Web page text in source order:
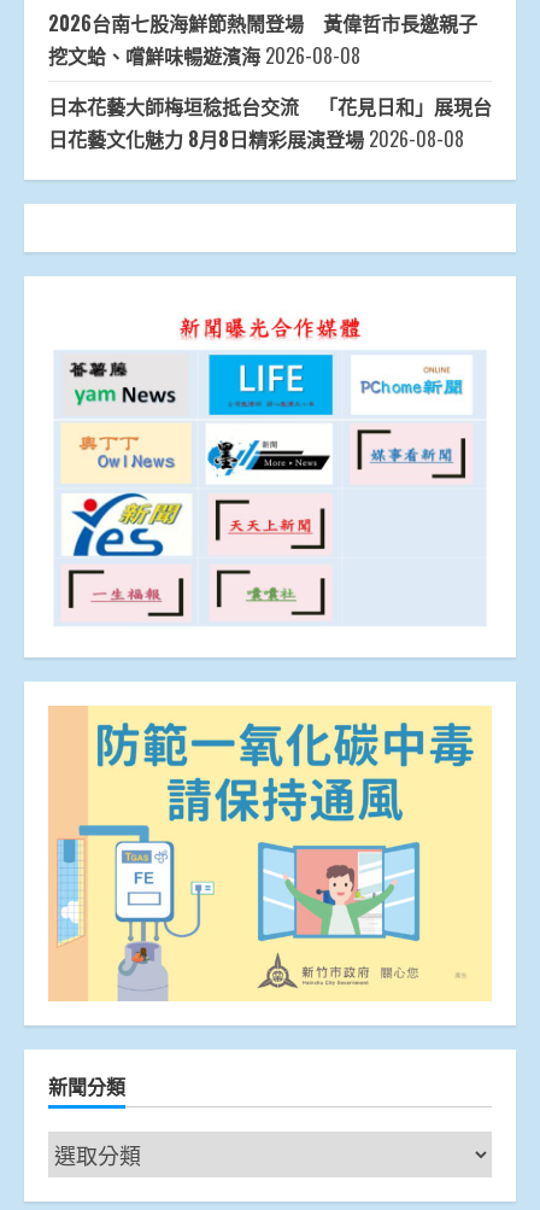
2026台南七股海鮮節熱鬧登場 黃偉哲市長邀親子
挖文蛤、嚐鮮味暢遊濱海 2026-08-08
日本花藝大師梅垣稔抵台交流 「花見日和」展現台
日花藝文化魅力 8月8日精彩展演登場 2026-08-08
新聞分類
新
聞